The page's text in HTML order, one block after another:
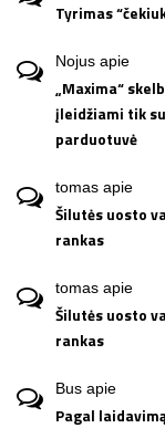
Tyrimas
Nojus apie
„Maxima“
įleidžiami tik
parduotuvė
tomas apie
Šilutės uosto
rankas
tomas apie
Šilutės uosto
rankas
Bus apie
Pagal